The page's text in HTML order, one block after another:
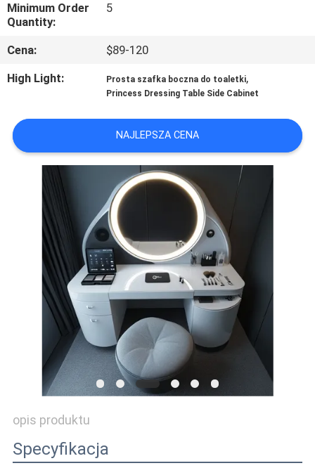
WYCIECZKA
PO
FABRYCE
SIĘ
NAMI
AKTUALNOŚCI
WSZYSTKIE
PRZYPADKI
POPROSIĆ
WYCENĘ
SITEMAP
Minimum Order
Quantity:
5
Cena:
$89-120
High Light:
Prosta szafka boczna do toaletki,
Princess Dressing Table Side Cabinet
NAJLEPSZA CENA
opis produktu
Specyfikacja